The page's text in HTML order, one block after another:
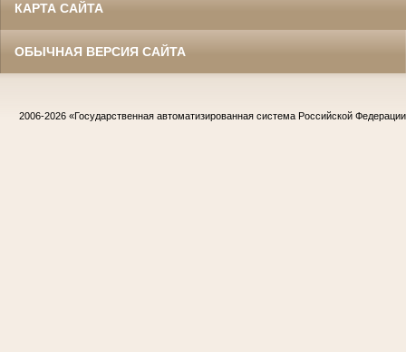
КАРТА САЙТА
ОБЫЧНАЯ ВЕРСИЯ САЙТА
2006-2026 «Государственная автоматизированная система Российской